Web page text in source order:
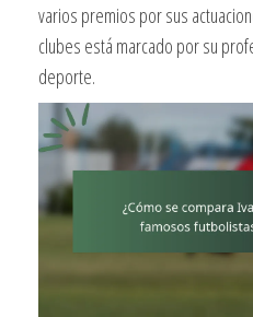
varios premios por sus
clubes está marcado por su
deporte.